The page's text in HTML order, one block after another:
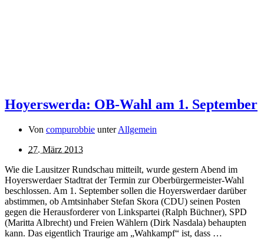
Hoyerswerda: OB-Wahl am 1. September
Von compurobbie unterAllgemein
27. März 2013
Wie die Lausitzer Rundschau mitteilt, wurde gestern Abend im
Hoyerswerdaer Stadtrat der Termin zur Oberbürgermeister-Wahl
beschlossen. Am 1. September sollen die Hoyerswerdaer darüber
abstimmen, ob Amtsinhaber Stefan Skora (CDU) seinen Posten
gegen die Herausforderer von Linkspartei (Ralph Büchner), SPD
(Maritta Albrecht) und Freien Wählern (Dirk Nasdala) behaupten
kann. Das eigentlich Traurige am „Wahkampf“ ist, dass …